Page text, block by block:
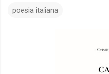
poesia italiana